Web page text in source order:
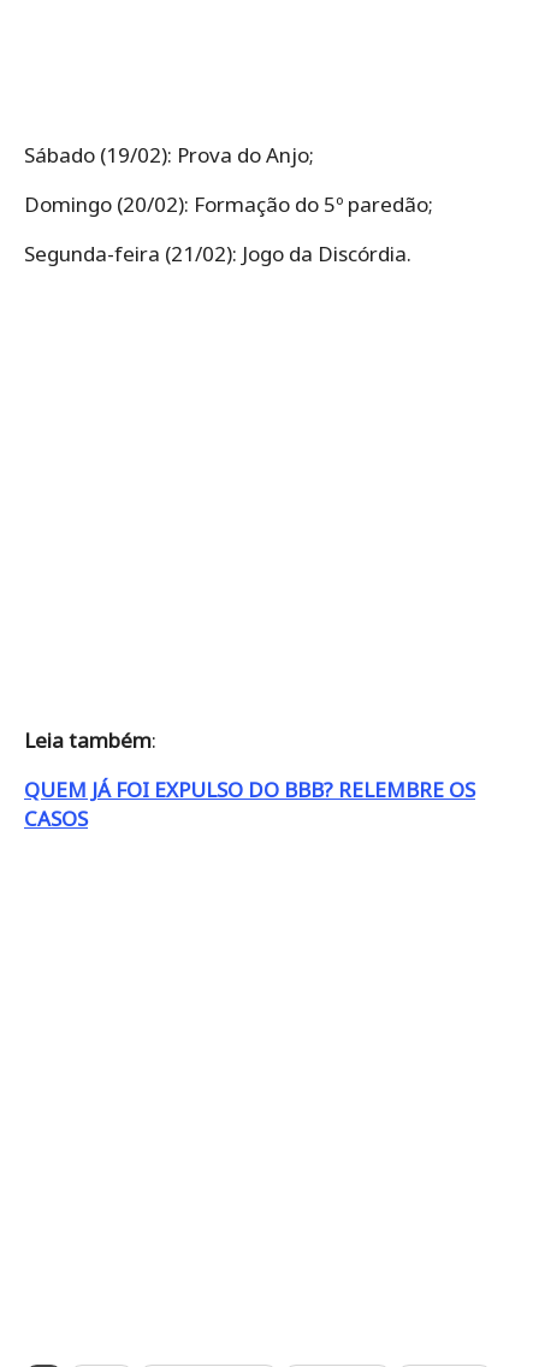
Sábado (19/02): Prova do Anjo;
Domingo (20/02): Formação do 5º paredão;
Segunda-feira (21/02): Jogo da Discórdia.
Leia também:
QUEM JÁ FOI EXPULSO DO BBB? RELEMBRE OS
CASOS